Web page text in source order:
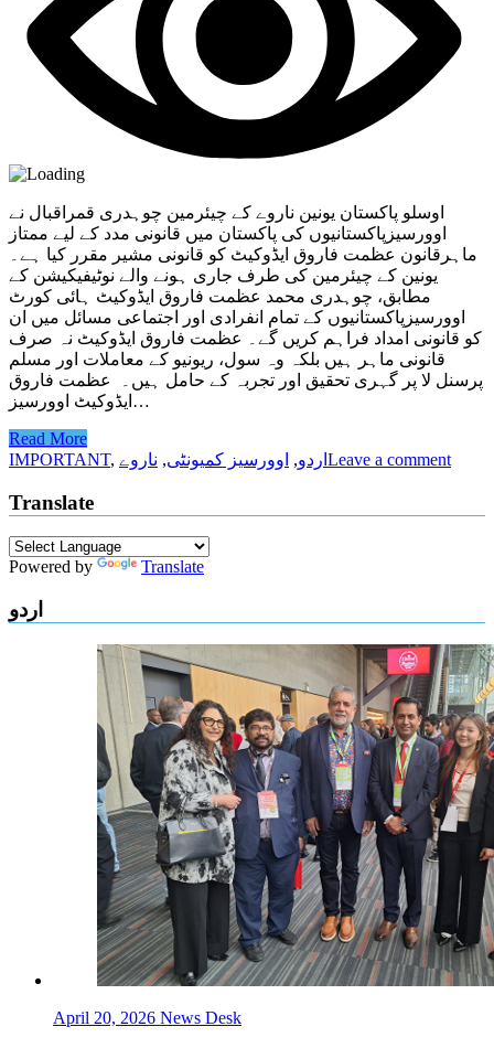
اوسلو پاکستان یونین ناروے کے چیئرمین چوہدری قمراقبال نے
اوورسیزپاکستانیوں کی پاکستان میں قانونی مدد کے لیے ممتاز
ماہرقانون عظمت فاروق ایڈوکیٹ کو قانونی مشیر مقرر کیا ہے۔
یونین کے چیئرمین کی طرف جاری ہونے والے نوٹیفیکیشن کے
مطابق، چوہدری محمد عظمت فاروق ایڈوکیٹ ہائی کورٹ
اوورسیزپاکستانیوں کے تمام انفرادی اور اجتماعی مسائل میں ان
کو قانونی امداد فراہم کریں گے۔ عظمت فاروق ایڈوکیٹ نہ صرف
قانونی ماہر ہیں بلکہ وہ سول، ریونیو کے معاملات اور مسلم
پرسنل لا پر گہری تحقیق اور تجربہ کے حامل ہیں۔ عظمت فاروق
ایڈوکیٹ اوورسیز…
Read More
IMPORTANT, اردو, اوورسیز کمیونٹی, ناروے Leave a comment
Translate
Powered by Translate
اردو
April 20, 2026 News Desk